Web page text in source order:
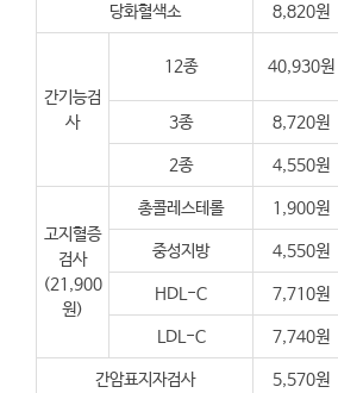
당화혈색소 8,820원
간기능검
사
12종 40,930원
3종 8,720원
2종 4,550원
고지혈증
검사
(21,900
원)
총콜레스테롤 1,900원
중성지방 4,550원
HDL-C 7,710원
LDL-C 7,740원
간암표지자검사 5,570원